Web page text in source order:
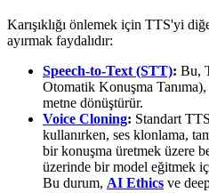
Karışıklığı önlemek için TTS'yi
ayırmak faydalıdır:
Speech-to-Text (STT): Bu,
Otomatik Konuşma Tanıma),
metne dönüştürür.
Voice Cloning: Standart
kullanırken, ses klonlama,
bir konuşma üretmek üzere
üzerinde bir model eğitmek
Bu durum, AI Ethics ve